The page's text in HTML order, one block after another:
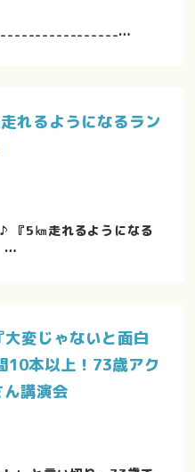
…
れるようになるラン
『5㎞走れるようになる
…
変じゃないと面白
10本以上！73歳アク
講演会